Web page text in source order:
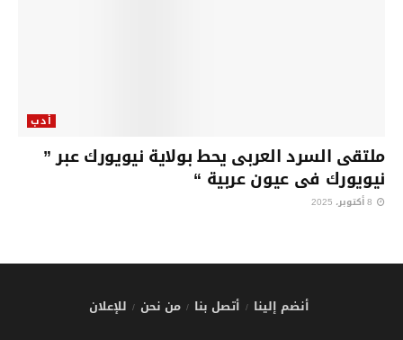
أدب
ملتقى السرد العربى يحط بولاية نيويورك عبر ”
نيويورك فى عيون عربية “
أنضم إلينا أتصل بنا من نحن للإعلان